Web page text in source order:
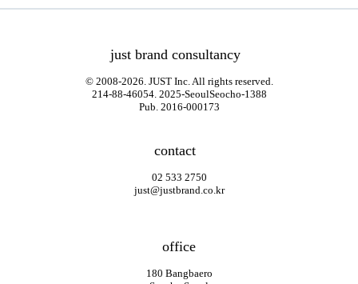
just brand consultancy
© 2008-2026. JUST Inc. All rights reserved.
214-88-46054. 2025-SeoulSeocho-1388
Pub. 2016-000173
contact
02 533 2750
just@justbrand.co.kr
office
180 Bangbaero